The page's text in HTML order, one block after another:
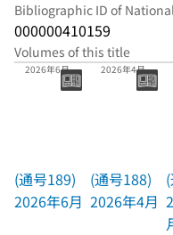
Bibliographic ID of
000000410159
Volumes of this title
(通号189)
2026年6月
(通号189)
2026年6月
(通号188)
2026年4月
(通号188)
2026年4月